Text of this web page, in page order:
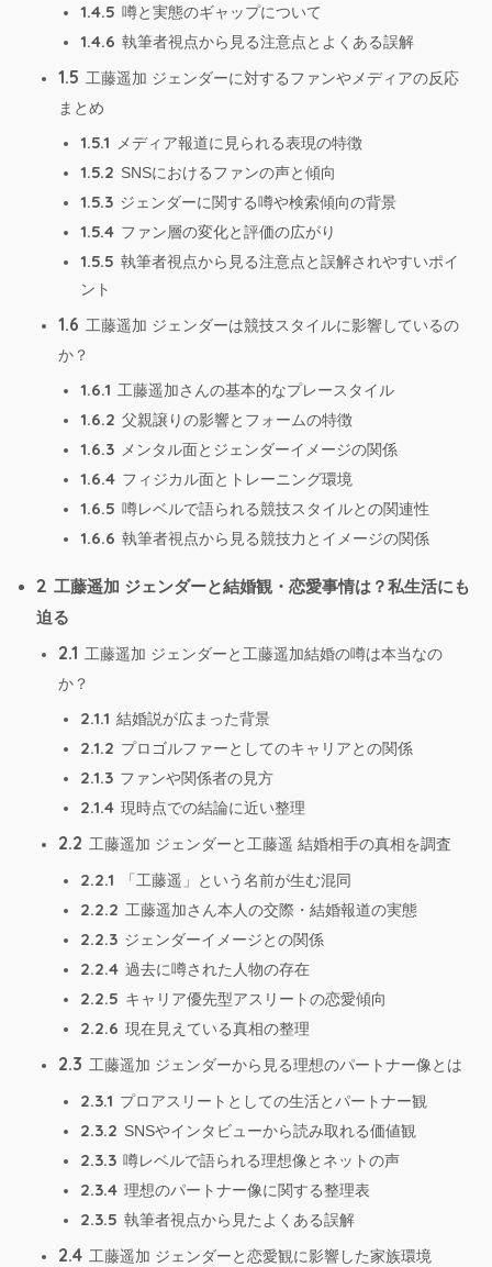
1.4.5 噂と実態のギャップについて
1.4.6 執筆者視点から見る注意点とよくある誤解
1.5 工藤遥加 ジェンダーに対するファンやメディアの反応
まとめ
1.5.1 メディア報道に見られる表現の特徴
1.5.2 SNSにおけるファンの声と傾向
1.5.3 ジェンダーに関する噂や検索傾向の背景
1.5.4 ファン層の変化と評価の広がり
1.5.5 執筆者視点から見る注意点と誤解されやすいポイ
ント
1.6 工藤遥加 ジェンダーは競技スタイルに影響しているの
か？
1.6.1 工藤遥加さんの基本的なプレースタイル
1.6.2 父親譲りの影響とフォームの特徴
1.6.3 メンタル面とジェンダーイメージの関係
1.6.4 フィジカル面とトレーニング環境
1.6.5 噂レベルで語られる競技スタイルとの関連性
1.6.6 執筆者視点から見る競技力とイメージの関係
2 工藤遥加 ジェンダーと結婚観・恋愛事情は？私生活にも
迫る
2.1 工藤遥加 ジェンダーと工藤遥加結婚の噂は本当なの
か？
2.1.1 結婚説が広まった背景
2.1.2 プロゴルファーとしてのキャリアとの関係
2.1.3 ファンや関係者の見方
2.1.4 現時点での結論に近い整理
2.2 工藤遥加 ジェンダーと工藤遥 結婚相手の真相を調査
2.2.1 「工藤遥」という名前が生む混同
2.2.2 工藤遥加さん本人の交際・結婚報道の実態
2.2.3 ジェンダーイメージとの関係
2.2.4 過去に噂された人物の存在
2.2.5 キャリア優先型アスリートの恋愛傾向
2.2.6 現在見えている真相の整理
2.3 工藤遥加 ジェンダーから見る理想のパートナー像とは
2.3.1 プロアスリートとしての生活とパートナー観
2.3.2 SNSやインタビューから読み取れる価値観
2.3.3 噂レベルで語られる理想像とネットの声
2.3.4 理想のパートナー像に関する整理表
2.3.5 執筆者視点から見たよくある誤解
2.4 工藤遥加 ジェンダーと恋愛観に影響した家族環境